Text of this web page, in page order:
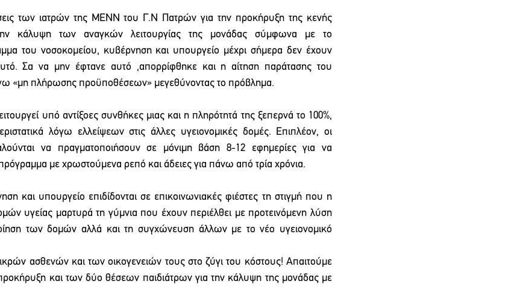
των ιατρών της ΜΕΝΝ του Γ.Ν Πατρών για την προκήρυξη της κενής
κάλυψη των αναγκών λειτουργίας της μονάδας σύμφωνα με το
του νοσοκομείου, κυβέρνηση και υπουργείο μέχρι σήμερα δεν έχουν
Σα να μην έφτανε αυτό ,απορρίφθηκε και η αίτηση παράτασης του
«μη πλήρωσης προϋποθέσεων» μεγεθύνοντας το πρόβλημα.
υπό αντίξοες συνθήκες μιας και η πληρότητά της ξεπερνά το 100%,
λόγω ελλείψεων στις άλλες υγειονομικές δομές. Επιπλέον, οι
να πραγματοποιήσουν σε μόνιμη βάση 8-12 εφημερίες για να
με χρωστούμενα ρεπό και άδειες για πάνω από τρία χρόνια.
και υπουργείο επιδίδονται σε επικοινωνιακές φιέστες τη στιγμή που η
υγείας μαρτυρά τη γύμνια που έχουν περιέλθει με προτεινόμενη λύση
των δομών αλλά και τη συγχώνευση άλλων με το νέο υγειονομικό
ασθενών και των οικογενειών τους στο ζύγι του κόστους! Απαιτούμε
και των δύο θέσεων παιδιάτρων για την κάλυψη της μονάδας με